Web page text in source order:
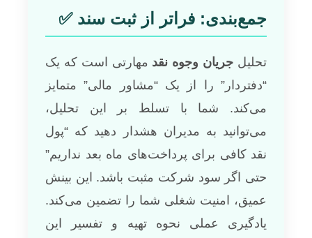
جمع‌بندی: فراتر از ثبت سند ✅
تحلیل جریان وجوه نقد مهارتی است که یک
“دفتردار” را از یک “مشاور مالی” متمایز
می‌کند. شما با تسلط بر این تحلیل،
می‌توانید به مدیران هشدار دهید که “پول
نقد کافی برای پرداخت‌های ماه بعد نداریم”
حتی اگر سود شرکت مثبت باشد. این بینش
عمیق، امنیت شغلی شما را تضمین می‌کند.
یادگیری عملی نحوه تهیه و تفسیر این